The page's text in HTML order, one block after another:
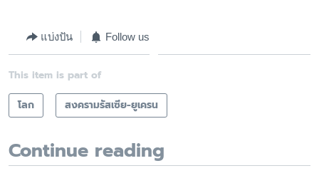
แบ่งปัน Follow us
This item is part of
โลก
สงครามรัสเซีย-ยูเครน
Continue reading